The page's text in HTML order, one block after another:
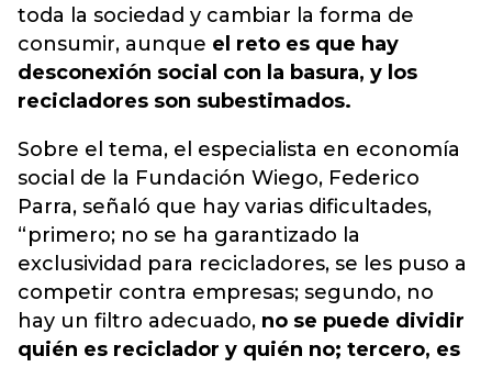
toda la sociedad y cambiar la forma de
consumir, aunque el reto es que hay
desconexión social con la basura, y los
recicladores son subestimados.
Sobre el tema, el especialista en economía
social de la Fundación Wiego, Federico
Parra, señaló que hay varias dificultades,
“primero; no se ha garantizado la
exclusividad para recicladores, se les puso a
competir contra empresas; segundo, no
hay un filtro adecuado, no se puede dividir
quién es reciclador y quién no; tercero, es